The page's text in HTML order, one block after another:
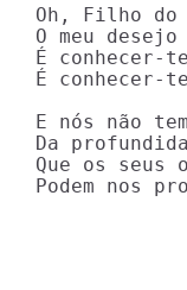
Oh, Filho do
O meu desejo
É conhecer-
É conhecer-
E nós não
Da
Que os seus
Podem nos